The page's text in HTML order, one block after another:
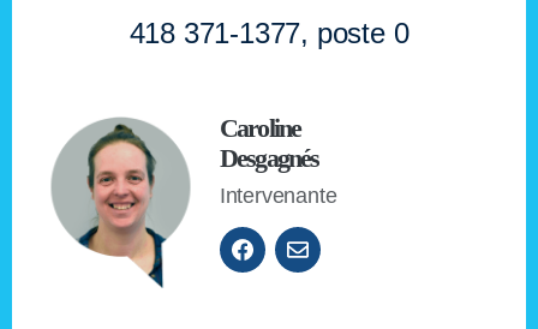
418 371-1377, poste 0
Caroline
Desgagnés
Intervenante